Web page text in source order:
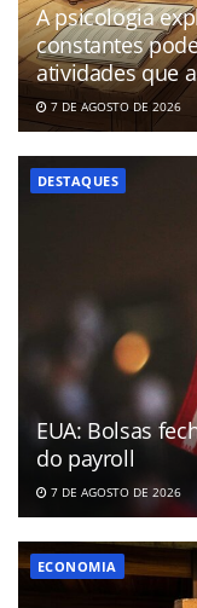
A psicologia
constantes
atividades que
7 DE AGOSTO DE 2026
DESTAQUES
EUA: Bolsas
do payroll
7 DE AGOSTO DE 2026
ECONOMIA